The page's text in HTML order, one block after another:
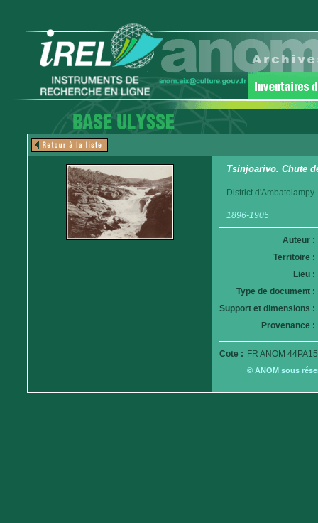
Tsinjoarivo. Chute
District d'Ambatolampy
1896-1905
Auteur :
Territoire :
Lieu :
Type de document :
Support et dimensions :
Provenance :
Cote : FR ANOM
© ANOM sous